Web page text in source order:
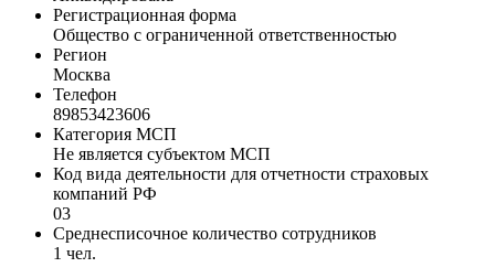
Наименование организации
ООО "ОРИКО"
Статус организации
Ликвидирована
Регистрационная форма
Общество с ограниченной ответственностью
Регион
Москва
Телефон
89853423606
Категория МСП
Не является субъектом МСП
Код вида деятельности для отчетности страховых